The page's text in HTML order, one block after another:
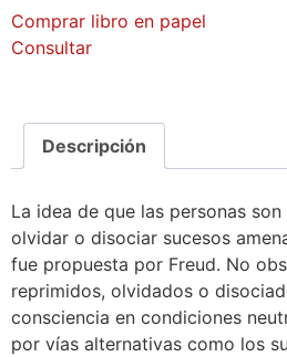
Comprar libro en papel
Consultar
Descripción
La idea de que las personas
olvidar o disociar sucesos
fue propuesta por Freud. No
reprimidos, olvidados o
consciencia en condiciones
por vías alternativas como los